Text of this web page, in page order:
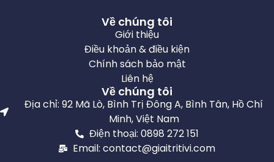
Về chúng tôi
Giới thiệu
Điều khoản & điều kiện
Chính sách bảo mật
Liên hệ
Về chúng tôi
Địa chỉ: 92 Mã Lò, Bình Trị Đông A, Bình Tân, Hồ Chí
Minh, Việt Nam
Điện thoại: 0898 272 151
Email: contact@giaitritivi.com